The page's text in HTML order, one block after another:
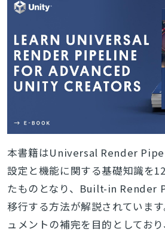
本書籍はUniversal Render
設定と機能に関する基礎知識を
たものとなり、Built-in Render
移行する方法が解説されていま
ュメントの補完を目的としてお